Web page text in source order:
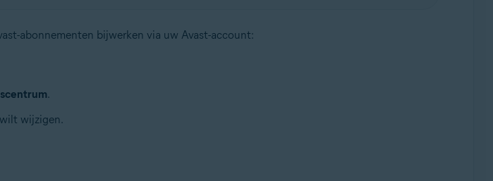
abonnementen bijwerken via uw Avast-account:
.
wijzigen.